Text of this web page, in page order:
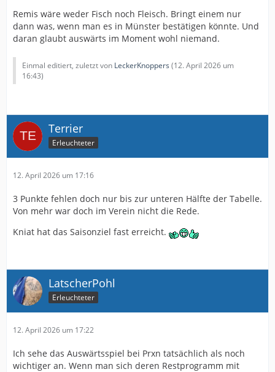
Remis wäre weder Fisch noch Fleisch. Bringt einem nur
dann was, wenn man es in Münster bestätigen könnte. Und
daran glaubt auswärts im Moment wohl niemand.
Einmal editiert, zuletzt von LeckerKnoppers (12. April 2026 um
16:43)
Terrier
Erleuchteter
12. April 2026 um 17:16
3 Punkte fehlen doch nur bis zur unteren Hälfte der Tabelle.
Von mehr war doch im Verein nicht die Rede.
Kniat hat das Saisonziel fast erreicht.
LatscherPohl
Erleuchteter
12. April 2026 um 17:22
Ich sehe das Auswärtsspiel bei Prxn tatsächlich als noch
wichtiger an. Wenn man sich deren Restprogramm mit